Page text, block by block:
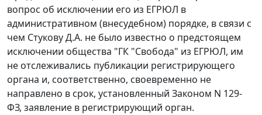
вопрос об исключении его из ЕГРЮЛ в
административном (внесудебном) порядке, в связи с
чем Стукову Д.А. не было известно о предстоящем
исключении общества "ГК "Свобода" из ЕГРЮЛ, им
не отслеживались публикации регистрирующего
органа и, соответственно, своевременно не
направлено в срок, установленный Законом N 129-
ФЗ, заявление в регистрирующий орган.